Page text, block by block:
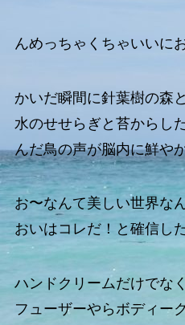
んめっちゃくちゃいいにお
かいだ瞬間に針葉樹の森
水のせせらぎと苔からし
んだ鳥の声が脳内に鮮や
お〜なんて美しい世界な
おいはコレだ！と確信し
ハンドクリームだけでな
フューザーやらボディー